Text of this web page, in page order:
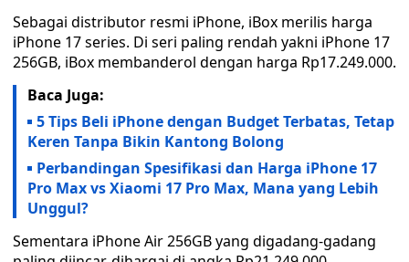
Sebagai distributor resmi iPhone, iBox merilis harga
iPhone 17 series. Di seri paling rendah yakni iPhone 17
256GB, iBox membanderol dengan harga Rp17.249.000.
Baca Juga:
5 Tips Beli iPhone dengan Budget Terbatas, Tetap
Keren Tanpa Bikin Kantong Bolong
Perbandingan Spesifikasi dan Harga iPhone 17
Pro Max vs Xiaomi 17 Pro Max, Mana yang Lebih
Unggul?
Sementara iPhone Air 256GB yang digadang-gadang